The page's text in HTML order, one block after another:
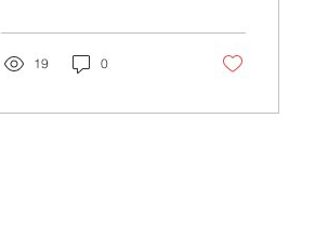
Psicologia
19 0